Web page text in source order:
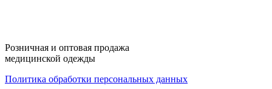
Розничная и оптовая продажа
медицинской одежды
Политика обработки персональных данных